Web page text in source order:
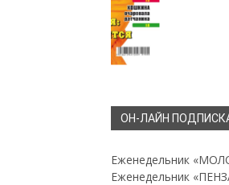
ОН-ЛАЙН
Еженедельник
Еженедельник